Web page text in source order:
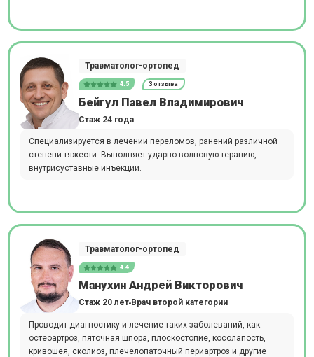
Травматолог-ортопед
4.5 3 отзыва
Бейгул Павел Владимирович
Стаж 24 года
Специализируется в лечении переломов, ранений различной
степени тяжести. Выполняет ударно-волновую терапию,
внутрисуставные инъекции.
Травматолог-ортопед
4.4
Манухин Андрей Викторович
Стаж 20 лет Врач второй категории
Проводит диагностику и лечение таких заболеваний, как
остеоартроз, пяточная шпора, плоскостопие, косолапость,
кривошея, сколиоз, плечелопаточный периартроз и другие